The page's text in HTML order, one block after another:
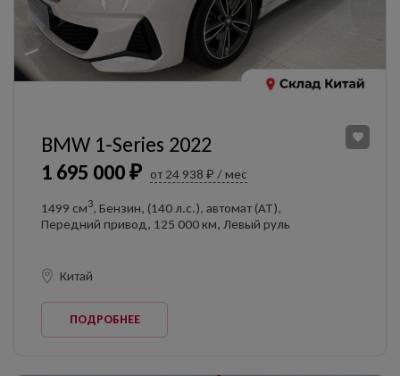
1 695 000 ₽ от 24 938 ₽ / мес
BMW 1-Series 2022
1499 см3, Бензин, (140 л.с.), автомат (AT),
Передний привод, 125 000 км, Левый руль
Китай
ПОДРОБНЕЕ